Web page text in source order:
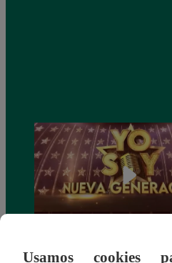
Yo Soy: Nueva Generación –
Usamos cookies